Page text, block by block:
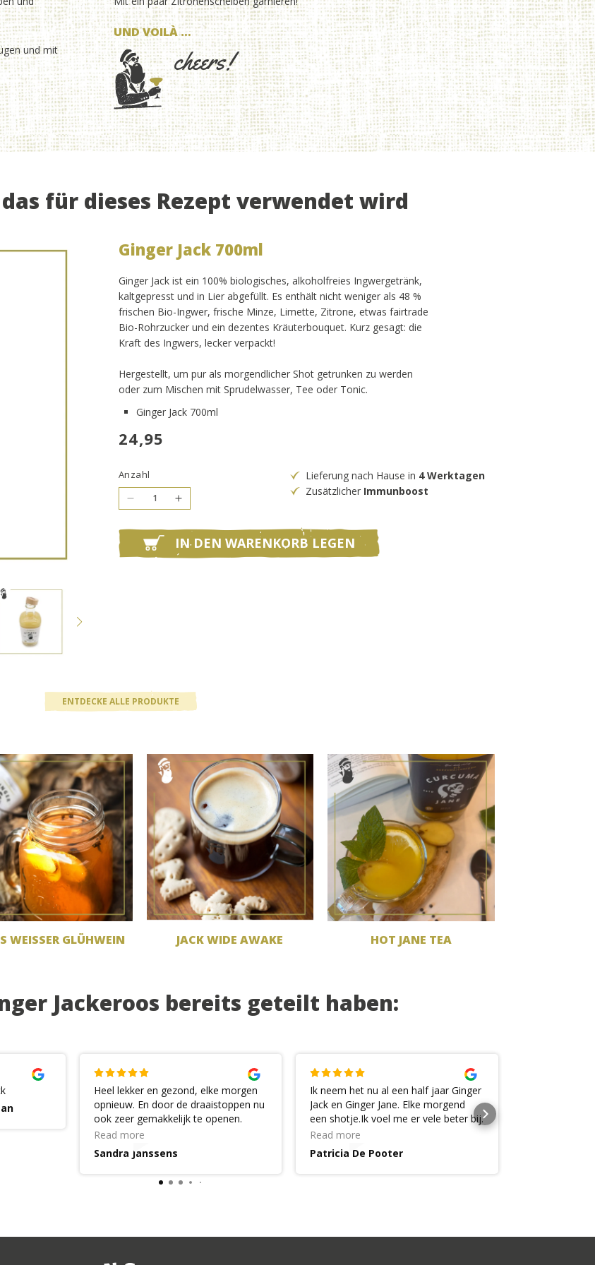
und mit
UND VOILÀ …
cheers!
für dieses Rezept verwendet wird
Ginger Jack 700ml
Ginger Jack ist ein 100% biologisches, alkoholfreies Ingwergetränk,
kaltgepresst und in Lier abgefüllt. Es enthält nicht weniger als 48 %
frischen Bio-Ingwer, frische Minze, Limette, Zitrone, etwas fairtrade
Bio-Rohrzucker und ein dezentes Kräuterbouquet. Kurz gesagt: die
Kraft des Ingwers, lecker verpackt!
Hergestellt, um pur als morgendlicher Shot getrunken zu werden
oder zum Mischen mit Sprudelwasser, Tee oder Tonic.
Ginger Jack 700ml
Normaler
24,95
Anzahl
Verringere
Ginger
Jack
Erhöhe
für
Ginger
Jack
Lieferung nach Hause in 4 Werktagen
Zusätzlicher Immunboost
IN DEN WARENKORB LEGEN
ENTDECKE ALLE PRODUKTE
WEISSER GLÜHWEIN JACK WIDE AWAKE HOT JANE TEA
Jackeroos bereits geteilt haben:
Heel lekker en gezond, elke morgen
opnieuw. En door de draaistoppen nu
ook zeer gemakkelijk te openen.
Merci Ginger Jack. Een aanrader.
Read more
Sandra Janssens
Ik neem het nu al een half jaar Ginger
Jack en Ginger Jane. Elke morgend
een shotje.Ik voel me er vele beter bij.
Ik heb ook al eens contact gehad met
de firma zelf en ze hebben mij daar
heel goe geholpen. Jullie zijn èchte
Read more
Patricia De Pooter